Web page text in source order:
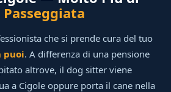
che si prende cura del tuo
puoi. A differenza di una pensione
altrove, il dog sitter viene
a Cigole oppure porta il cane nella